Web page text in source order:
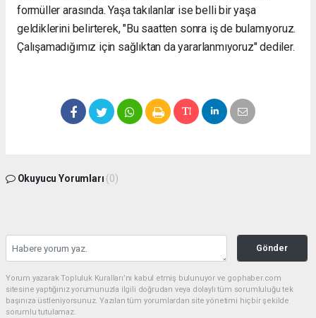
formüller arasında. Yaşa takılanlar ise belli bir yaşa
geldiklerini belirterek, "Bu saatten sonra iş de bulamıyoruz.
Çalışamadığımız için sağlıktan da yararlanmıyoruz" dediler.
Okuyucu Yorumları (0)
Gönder
Yorum yazarak Topluluk Kuralları’nı kabul etmiş bulunuyor ve gophaber.com
sitesine yaptığınız yorumunuzla ilgili doğrudan veya dolaylı tüm sorumluluğu tek
başınıza üstleniyorsunuz. Yazılan tüm yorumlardan site yönetimi hiçbir şekilde
sorumlu tutulamaz.